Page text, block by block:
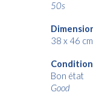
50s
38 x 46 cm
Condition
Bon état
Good